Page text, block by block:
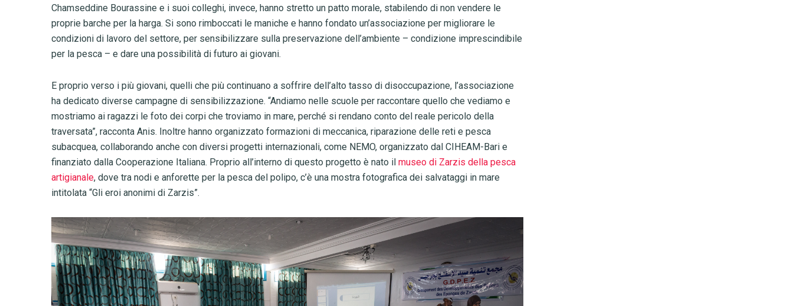
Chamseddine Bourassine e i suoi colleghi, invece, hanno stretto un patto morale, stabilendo di non vendere le
proprie barche per la harga. Si sono rimboccati le maniche e hanno fondato un’associazione per migliorare le
condizioni di lavoro del settore, per sensibilizzare sulla preservazione dell’ambiente – condizione imprescindibile
per la pesca – e dare una possibilità di futuro ai giovani.
E proprio verso i più giovani, quelli che più continuano a soffrire dell’alto tasso di disoccupazione, l’associazione
ha dedicato diverse campagne di sensibilizzazione. “Andiamo nelle scuole per raccontare quello che vediamo e
mostriamo ai ragazzi le foto dei corpi che troviamo in mare, perché si rendano conto del reale pericolo della
traversata”, racconta Anis. Inoltre hanno organizzato formazioni di meccanica, riparazione delle reti e pesca
subacquea, collaborando anche con diversi progetti internazionali, come NEMO, organizzato dal CIHEAM-Bari e
finanziato dalla Cooperazione Italiana. Proprio all’interno di questo progetto è nato il museo di Zarzis della pesca
artigianale, dove tra nodi e anforette per la pesca del polipo, c’è una mostra fotografica dei salvataggi in mare
intitolata “Gli eroi anonimi di Zarzis”.